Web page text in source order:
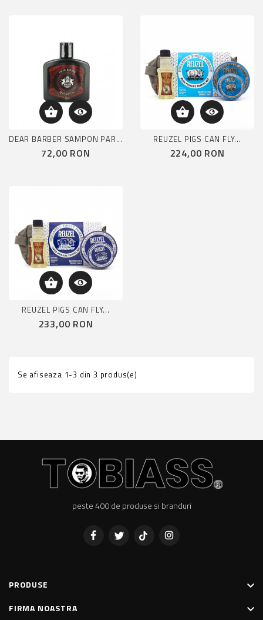
DEAR BARBER SAMPON PAR...
Pret
72,00 RON
REUZEL PIGS CAN FLY...
Pret
224,00 RON
REUZEL PIGS CAN FLY...
Pret
233,00 RON
Se afiseaza 1-3 din 3 produs(e)
peste 400 de produse si branduri
PRODUSE keyboard_arrow_down
FIRMA NOASTRA keyboard_arrow_down